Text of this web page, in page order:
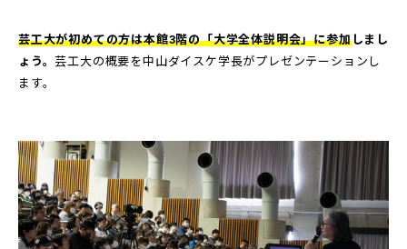
芸工大が初めての方は本館3階の「大学全体説明会」に参加しまし
ょう。芸工大の概要を中山ダイスケ学長がプレゼンテーションし
ます。